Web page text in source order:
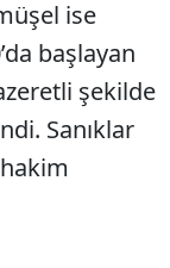
ise
başlayan
şekilde
Sanıklar